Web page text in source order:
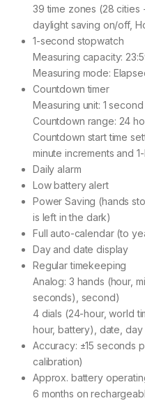
39 time zones (28 cities
daylight saving on/off,
1-second stopwatch
Measuring capacity:
Measuring mode:
Countdown timer
Measuring unit: 1 second
Countdown range: 24
Countdown start time
minute increments and
Daily alarm
Low battery alert
Power Saving (hands
is left in the dark)
Full auto-calendar (to
Day and date display
Regular timekeeping
Analog: 3 hands (hour,
seconds), second)
4 dials (24-hour, world
hour, battery), date, day
Accuracy: ±15 seconds
calibration)
Approx. battery
6 months on